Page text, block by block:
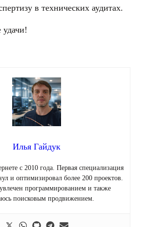
в технических аудитах.
Илья Гайдук
с 2010 года. Первая специализация
и оптимизировал более 200 проектов.
программированием и также
поисковым продвижением.